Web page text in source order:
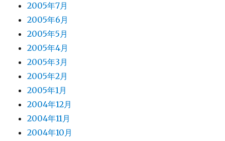
2005年7月
2005年6月
2005年5月
2005年4月
2005年3月
2005年2月
2005年1月
2004年12月
2004年11月
2004年10月